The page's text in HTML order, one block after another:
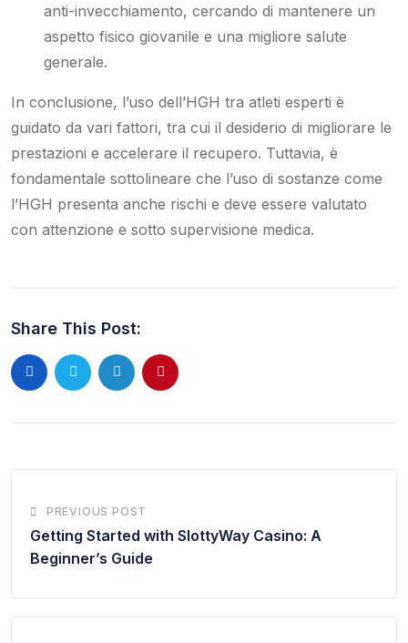
anti-invecchiamento, cercando di mantenere un
aspetto fisico giovanile e una migliore salute
generale.
In conclusione, l’uso dell’HGH tra atleti esperti è
guidato da vari fattori, tra cui il desiderio di migliorare le
prestazioni e accelerare il recupero. Tuttavia, è
fondamentale sottolineare che l’uso di sostanze come
l’HGH presenta anche rischi e deve essere valutato
con attenzione e sotto supervisione medica.
Share This Post:
PREVIOUS POST
Getting Started with SlottyWay Casino: A
Beginner’s Guide